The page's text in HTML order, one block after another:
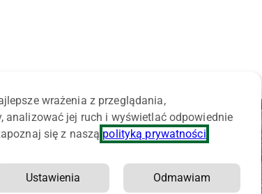
wrażenia z przeglądania,
analizować jej ruch i wyświetlać odpowiednie
się z naszą polityką prywatności
Ustawienia Odmawiam